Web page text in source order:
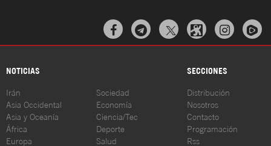
  
NOTICIAS SECCIONES
Irán
Asia Occidental
Asia y Oceanía
África
Europa
Sociedad
Economía
Ciencia/Tec
Deporte
Salud
Distribución
Nosotros
Contacto
Programación
Rss